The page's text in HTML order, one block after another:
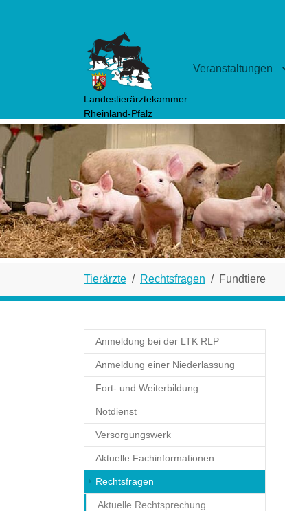
Landestierärztekammer
Rheinland-Pfalz
Veranstaltungen
Tierärzte Rechtsfragen Fundtiere
Anmeldung bei der LTK RLP
Anmeldung einer Niederlassung
Fort- und Weiterbildung
Notdienst
Versorgungswerk
Aktuelle Fachinformationen
Rechtsfragen
Aktuelle Rechtsprechung